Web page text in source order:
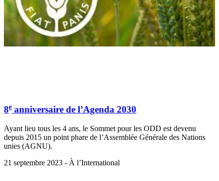
8e anniversaire de l’Agenda 2030
Ayant lieu tous les 4 ans, le Sommet pour les ODD est devenu
depuis 2015 un point phare de l’Assemblée Générale des Nations
unies (AGNU).
21 septembre 2023 - À l’International